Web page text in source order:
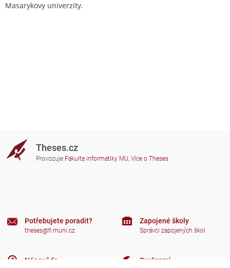
Masarykovy univerzity.
Theses.cz
Provozuje Fakulta informatiky MU, Více o Theses
Potřebujete poradit?
theses@fi.muni.cz
Nápověda
Zapojené školy
Správci zapojených škol
Soukromí